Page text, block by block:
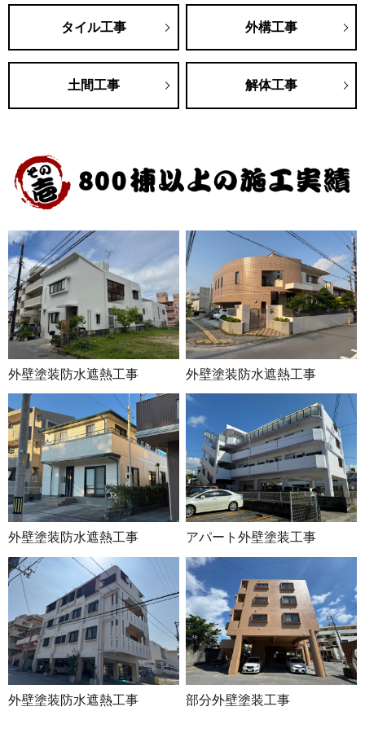
タイル工事 外構工事
土間工事 解体工事
外壁塗装防水遮熱工事 外壁塗装防水遮熱工事
外壁塗装防水遮熱工事 アパート外壁塗装工事
外壁塗装防水遮熱工事 部分外壁塗装工事